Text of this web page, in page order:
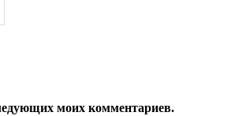
моих комментариев.